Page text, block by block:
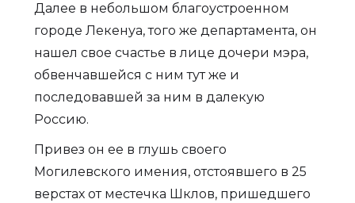
Далее в небольшом благоустроенном
городе Лекенуа, того же департамента, он
нашел свое счастье в лице дочери мэра,
обвенчавшейся с ним тут же и
последовавшей за ним в далекую
Россию.
Привез он ее в глушь своего
Могилевского имения, отстоявшего в 25
верстах от местечка Шклов, пришедшего